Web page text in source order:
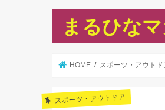
まるひな
HOME スポーツ・アウトド
スポーツ・アウトドア